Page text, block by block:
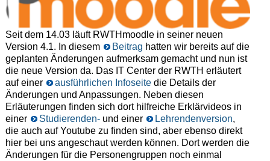
Seit dem 14.03 läuft RWTHmoodle in seiner neuen
Version 4.1. In diesem
Beitrag hatten wir bereits auf die
geplanten Änderungen aufmerksam gemacht und nun ist
die neue Version da. Das IT Center der RWTH erläutert
auf einer
ausführlichen Infoseitedie Details der
Änderungen und Anpassungen. Neben diesen
Erläuterungen finden sich dort hilfreiche Erklärvideos in
einer
Studierenden-und einer Lehrendenversion,
die auch auf Youtube zu finden sind, aber ebenso direkt
hier bei uns angeschaut werden können. Dort werden die
Änderungen für die Personengruppen noch einmal